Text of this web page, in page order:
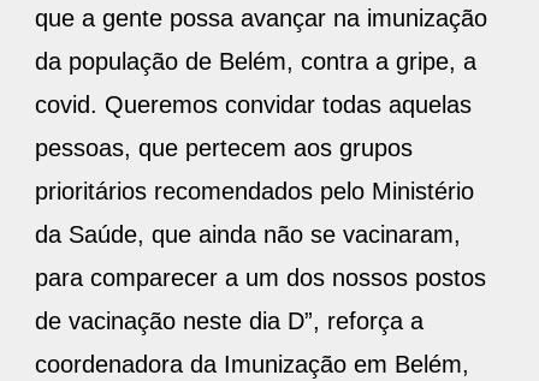
que a gente possa avançar na imunização
da população de Belém, contra a gripe, a
covid. Queremos convidar todas aquelas
pessoas, que pertecem aos grupos
prioritários recomendados pelo Ministério
da Saúde, que ainda não se vacinaram,
para comparecer a um dos nossos postos
de vacinação neste dia D”, reforça a
coordenadora da Imunização em Belém,